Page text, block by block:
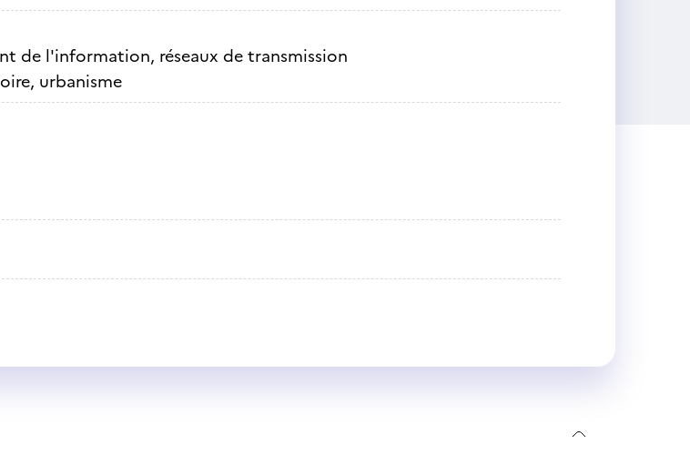
de l'information, réseaux de transmission
urbanisme